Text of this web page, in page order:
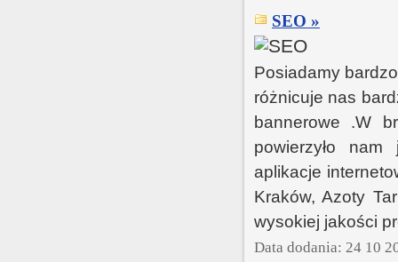
SEO »
Posiadamy
różnicuje nas
bannerowe .W
powierzyło
aplikacje
Kraków, Azoty
wysokiej jakości
Data dodania: 24 10